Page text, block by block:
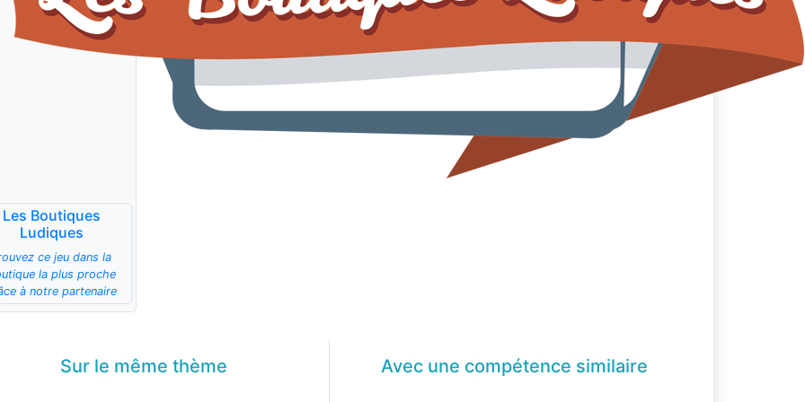
Les Boutiques
Ludiques
ce jeu dans la
la plus proche
à notre partenaire
Sur le même thème Avec une compétence similaire